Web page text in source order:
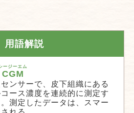
用語解説
CGM
ージーエム
ンサーで、皮下組織にある
ース濃度を連続的に測定す
測定したデータは、スマー